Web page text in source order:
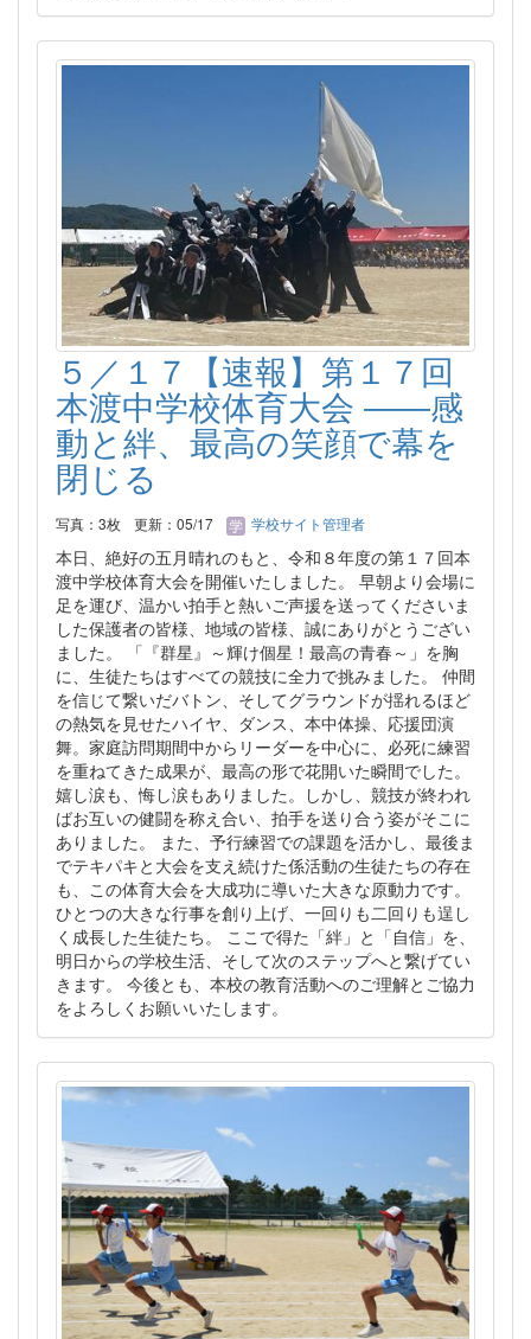
５／１７【速報】第１７回
本渡中学校体育大会 ――感
動と絆、最高の笑顔で幕を
閉じる
写真：3枚 更新：05/17 学校サイト管理者
本日、絶好の五月晴れのもと、令和８年度の第１７回本
渡中学校体育大会を開催いたしました。 早朝より会場に
足を運び、温かい拍手と熱いご声援を送ってくださいま
した保護者の皆様、地域の皆様、誠にありがとうござい
ました。 「『群星』～輝け個星！最高の青春～」を胸
に、生徒たちはすべての競技に全力で挑みました。 仲間
を信じて繋いだバトン、そしてグラウンドが揺れるほど
の熱気を見せたハイヤ、ダンス、本中体操、応援団演
舞。家庭訪問期間中からリーダーを中心に、必死に練習
を重ねてきた成果が、最高の形で花開いた瞬間でした。
嬉し涙も、悔し涙もありました。しかし、競技が終われ
ばお互いの健闘を称え合い、拍手を送り合う姿がそこに
ありました。 また、予行練習での課題を活かし、最後ま
でテキパキと大会を支え続けた係活動の生徒たちの存在
も、この体育大会を大成功に導いた大きな原動力です。
ひとつの大きな行事を創り上げ、一回りも二回りも逞し
く成長した生徒たち。 ここで得た「絆」と「自信」を、
明日からの学校生活、そして次のステップへと繋げてい
きます。 今後とも、本校の教育活動へのご理解とご協力
をよろしくお願いいたします。